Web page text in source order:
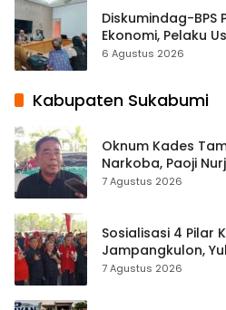
Diskumindag-BPS
Ekonomi, Pelaku
Terbuka Beri Data
6 Agustus 2026
Kabupaten Sukabumi
Oknum Kades
Narkoba, Paoji
Calon Kades
7 Agustus 2026
Sosialisasi 4 Pilar
Jampangkulon,
Pentingnya
7 Agustus 2026